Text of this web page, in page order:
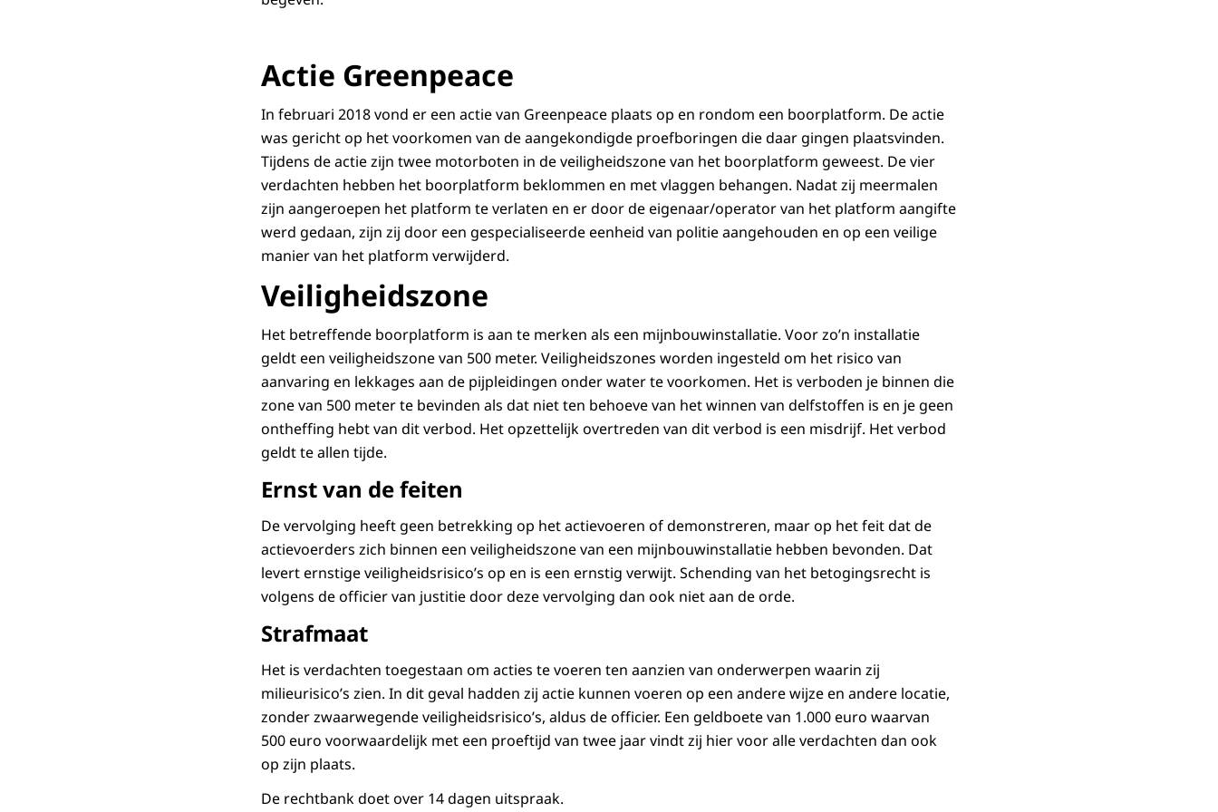
Actie Greenpeace
In februari 2018 vond er een actie van Greenpeace plaats op en rondom een boorplatform. De actie
was gericht op het voorkomen van de aangekondigde proefboringen die daar gingen plaatsvinden.
Tijdens de actie zijn twee motorboten in de veiligheidszone van het boorplatform geweest. De vier
verdachten hebben het boorplatform beklommen en met vlaggen behangen. Nadat zij meermalen
zijn aangeroepen het platform te verlaten en er door de eigenaar/operator van het platform aangifte
werd gedaan, zijn zij door een gespecialiseerde eenheid van politie aangehouden en op een veilige
manier van het platform verwijderd.
Veiligheidszone
Het betreffende boorplatform is aan te merken als een mijnbouwinstallatie. Voor zo’n installatie
geldt een veiligheidszone van 500 meter. Veiligheidszones worden ingesteld om het risico van
aanvaring en lekkages aan de pijpleidingen onder water te voorkomen. Het is verboden je binnen die
zone van 500 meter te bevinden als dat niet ten behoeve van het winnen van delfstoffen is en je geen
ontheffing hebt van dit verbod. Het opzettelijk overtreden van dit verbod is een misdrijf. Het verbod
geldt te allen tijde.
Ernst van de feiten
De vervolging heeft geen betrekking op het actievoeren of demonstreren, maar op het feit dat de
actievoerders zich binnen een veiligheidszone van een mijnbouwinstallatie hebben bevonden. Dat
levert ernstige veiligheidsrisico’s op en is een ernstig verwijt. Schending van het betogingsrecht is
volgens de officier van justitie door deze vervolging dan ook niet aan de orde.
Strafmaat
Het is verdachten toegestaan om acties te voeren ten aanzien van onderwerpen waarin zij
milieurisico’s zien. In dit geval hadden zij actie kunnen voeren op een andere wijze en andere locatie,
zonder zwaarwegende veiligheidsrisico’s, aldus de officier. Een geldboete van 1.000 euro waarvan
500 euro voorwaardelijk met een proeftijd van twee jaar vindt zij hier voor alle verdachten dan ook
op zijn plaats.
De rechtbank doet over 14 dagen uitspraak.